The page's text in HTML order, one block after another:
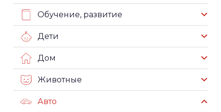
Обучение, развитие
Дети
Дом
Животные
Авто